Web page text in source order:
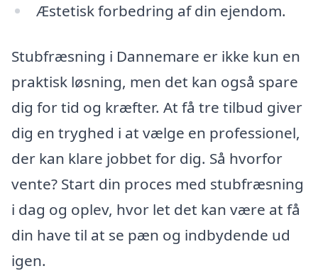
Æstetisk forbedring af din ejendom.
Stubfræsning i Dannemare er ikke kun en
praktisk løsning, men det kan også spare
dig for tid og kræfter. At få tre tilbud giver
dig en tryghed i at vælge en professionel,
der kan klare jobbet for dig. Så hvorfor
vente? Start din proces med stubfræsning
i dag og oplev, hvor let det kan være at få
din have til at se pæn og indbydende ud
igen.